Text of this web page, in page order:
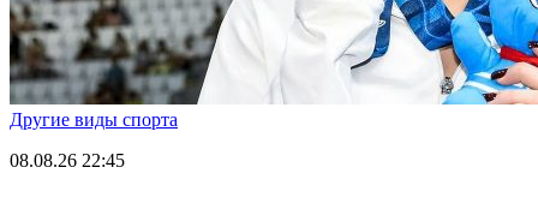
Другие виды спорта
08.08.26 22:45